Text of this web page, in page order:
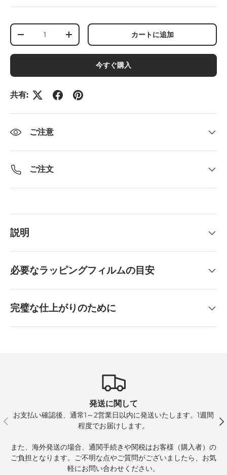
数量
-
+ カートに追加
今すぐ購入
共有:
ご注意
ご注文
説明
必要なラッピングフィルムの目安
完璧な仕上がりのために
前 次
発送に関して
お支払い確認後、通常1～2営業日以内に発送いたします。1週間
程度でお届けします。
また、海外発送の場合、通関手続きや関税はお客様（購入者）の
ご負担となります。ご不明な点やご質問がございましたら、お気
軽にお問い合わせください。